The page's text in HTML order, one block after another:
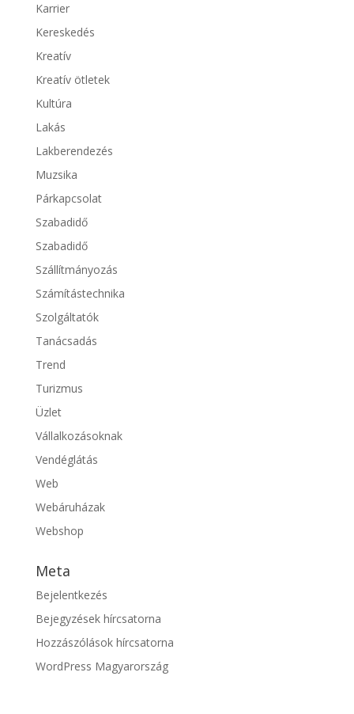
Karrier
Kereskedés
Kreatív
Kreatív ötletek
Kultúra
Lakás
Lakberendezés
Muzsika
Párkapcsolat
Szabadidő
Szabadidő
Szállítmányozás
Számítástechnika
Szolgáltatók
Tanácsadás
Trend
Turizmus
Üzlet
Vállalkozásoknak
Vendéglátás
Web
Webáruházak
Webshop
Meta
Bejelentkezés
Bejegyzések hírcsatorna
Hozzászólások hírcsatorna
WordPress Magyarország